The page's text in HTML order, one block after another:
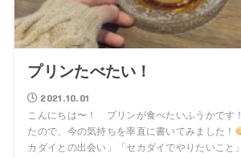
プリンたべたい！
2021.10.01
こんにちは〜！ プリンが食べたいふうかです
たので、今の気持ちを率直に書いてみました！
カダイとの出会い」「セカダイでやりたいこ